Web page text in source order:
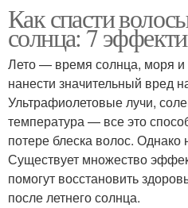
Как спасти
солнца: 7
Лето — время солнца, моря
нанести значительный вред
Ультрафиолетовые лучи,
температура — все это
потере блеска волос. Однако
Существует множество
помогут восстановить
после летнего солнца.